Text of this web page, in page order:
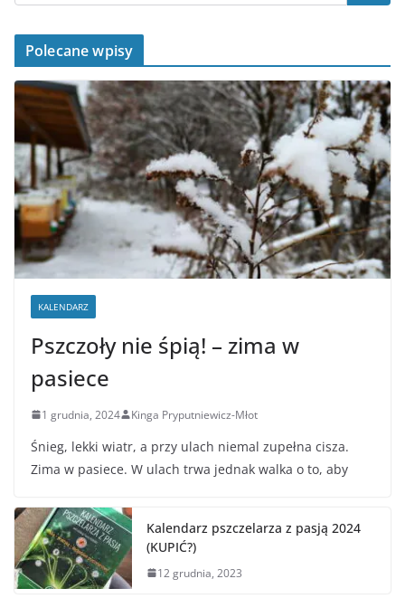
Polecane wpisy
KALENDARZ
Pszczoły nie śpią! – zima w
pasiece
1 grudnia, 2024 Kinga Pryputniewicz-Młot
Śnieg, lekki wiatr, a przy ulach niemal zupełna cisza.
Zima w pasiece. W ulach trwa jednak walka o to, aby
Kalendarz pszczelarza z pasją 2024
(KUPIĆ?)
12 grudnia, 2023